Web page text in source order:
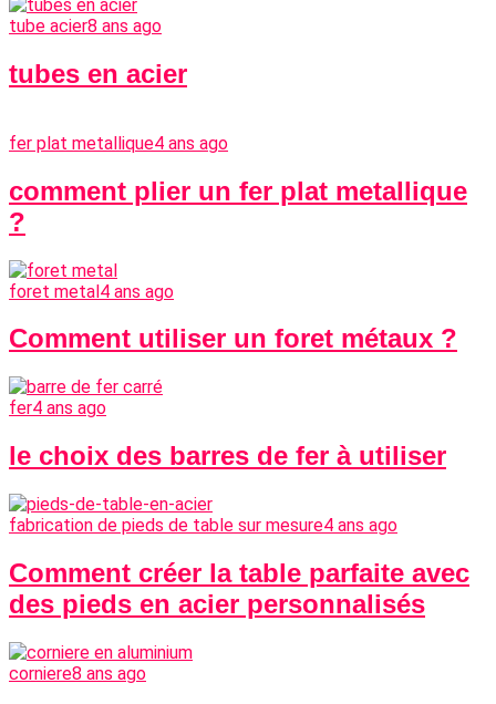
tube acier8 ans ago
tubes en acier
fer plat metallique4 ans ago
comment plier un fer plat metallique
?
foret metal4 ans ago
Comment utiliser un foret métaux ?
fer4 ans ago
le choix des barres de fer à utiliser
fabrication de pieds de table sur mesure4 ans ago
Comment créer la table parfaite avec
des pieds en acier personnalisés
corniere8 ans ago